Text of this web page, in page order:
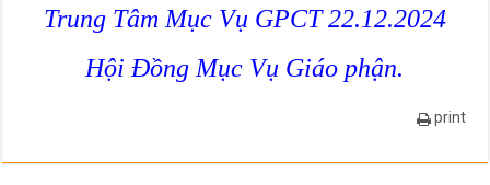
Trung Tâm Mục Vụ GPCT 22.12.2024
Hội Đồng Mục Vụ Giáo phận.
print